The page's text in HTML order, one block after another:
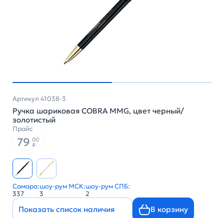
Артикул 41038-3
Ручка шариковая COBRA MMG, цвет черный/
золотистый
Прайс
79 00
₽
Самара:
337
шоу-рум МСК:
3
шоу-рум СПБ:
2
Показать список наличия В корзину